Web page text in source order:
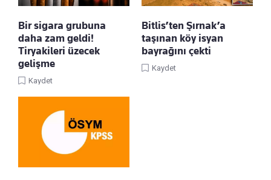
Bir sigara grubuna
daha zam geldi!
Tiryakileri üzecek
gelişme
Kaydet
Bitlis’ten Şırnak’a
taşınan köy isyan
bayrağını çekti
Kaydet